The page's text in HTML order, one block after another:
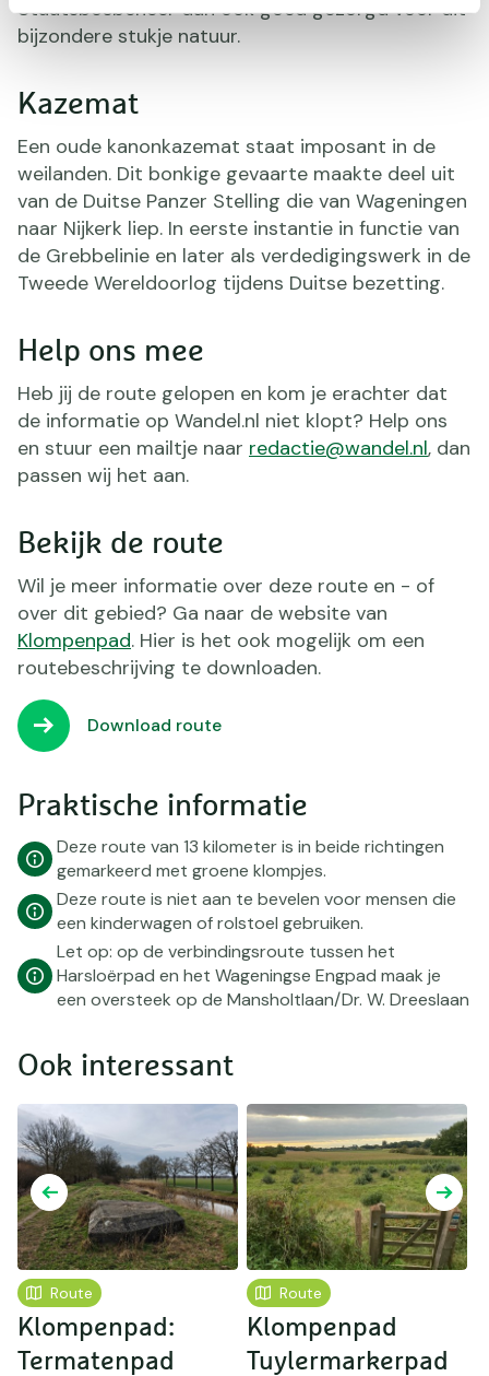
Staatsbosbeheer dan ook goed gezorgd voor dit
bijzondere stukje natuur.
Kazemat
Een oude kanonkazemat staat imposant in de
weilanden. Dit bonkige gevaarte maakte deel uit
van de Duitse Panzer Stelling die van Wageningen
naar Nijkerk liep. In eerste instantie in functie van
de Grebbelinie en later als verdedigingswerk in de
Tweede Wereldoorlog tijdens Duitse bezetting.
Help ons mee
Heb jij de route gelopen en kom je erachter dat
de informatie op Wandel.nl niet klopt? Help ons
en stuur een mailtje naar redactie@wandel.nl, dan
passen wij het aan.
Bekijk de route
Wil je meer informatie over deze route en - of
over dit gebied? Ga naar de website van
Klompenpad. Hier is het ook mogelijk om een
routebeschrijving te downloaden.
Download route
Praktische informatie
Deze route van 13 kilometer is in beide richtingen
gemarkeerd met groene klompjes.
Deze route is niet aan te bevelen voor mensen die
een kinderwagen of rolstoel gebruiken.
Let op: op de verbindingsroute tussen het
Harsloërpad en het Wageningse Engpad maak je
een oversteek op de Mansholtlaan/Dr. W. Dreeslaan
Ook interessant
Route
Klompenpad:
Termatenpad
Route
Klompenpad
Tuylermarkerpad